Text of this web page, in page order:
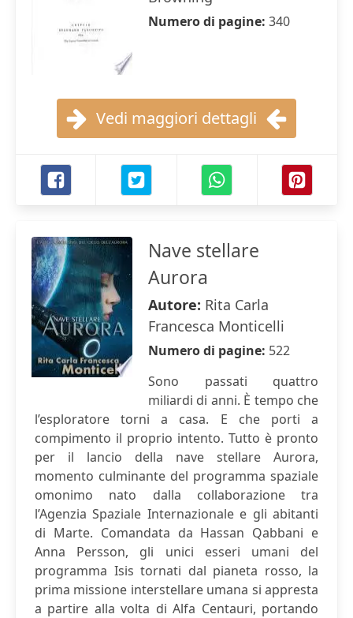
Numero di pagine: 340
Vedi maggiori dettagli
Nave stellare
Aurora
Autore: Rita Carla
Francesca Monticelli
Numero di pagine: 522
Sono passati quattro
miliardi di anni. È tempo che
l’esploratore torni a casa. E che porti a
compimento il proprio intento. Tutto è pronto
per il lancio della nave stellare Aurora,
momento culminante del programma spaziale
omonimo nato dalla collaborazione tra
l’Agenzia Spaziale Internazionale e gli abitanti
di Marte. Comandata da Hassan Qabbani e
Anna Persson, gli unici esseri umani del
programma Isis tornati dal pianeta rosso, la
prima missione interstellare umana si appresta
a partire alla volta di Alfa Centauri, portando